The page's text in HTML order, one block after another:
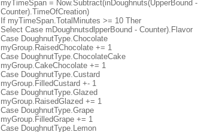
myTimeSpan = Now.Subtract(inDoughnuts(UpperBound -
Counter).TimeOfCreation)
If myTimeSpan.TotalMinutes >= 10 Ther
Select Case mDoughnutsdlpperBound - Counter).Flavor
Case DoughnutType.Chocolate
myGroup.RaisedChocolate += 1
Case DoughnutType.ChocolateCake
myGroup.CakeChocolate += 1
Case DoughnutType.Custard
myGroup.FilledCustard +- 1
Case DoughnutType.Glazed
myGroup.RaisedGlazed += 1
Case DoughnutType.Grape
myGroup.FilledGrape += 1
Case DoughnutType.Lemon